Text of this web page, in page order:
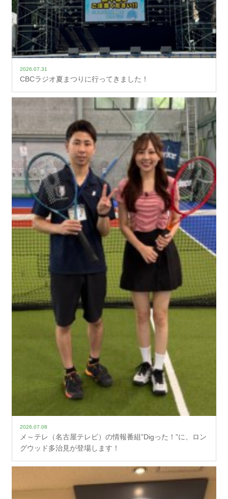
2026.07.31
CBCラジオ夏まつりに行ってきました！
2026.07.08
メ～テレ（名古屋テレビ）の情報番組”Digった！”に、ロン
グウッド多治見が登場します！